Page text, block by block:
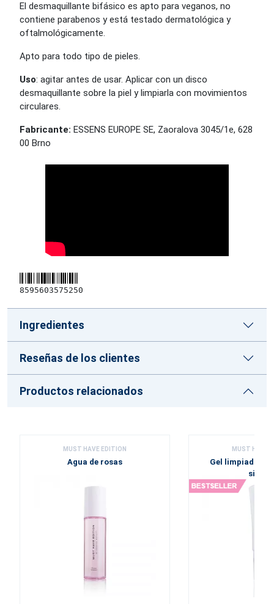
El desmaquillante bifásico es apto para veganos, no
contiene parabenos y está testado dermatológica y
oftalmológicamente.
Apto para todo tipo de pieles.
Uso: agitar antes de usar. Aplicar con un disco
desmaquillante sobre la piel y limpiarla con movimientos
circulares.
Fabricante: ESSENS EUROPE SE, Zaoralova 3045/1e, 628
00 Brno
8595603575250
Ingredientes
Reseñas de los clientes
Productos relacionados
MUST HAVE EDITION
Agua de rosas
MUST HAVE
Gel limpiador